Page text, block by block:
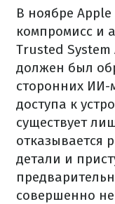
В ноябре
компромисс и
Trusted System
должен был
сторонних ИИ-
доступа к
существует
отказывается
детали и
совершенно